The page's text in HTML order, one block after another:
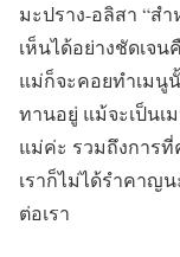
มะปราง-อลิสา “ส
เห็นได้อย่างชัดเจ
แม่ก็จะคอยทำเมนู
ทานอยู่ แม้จะเป็นเ
แม่ค่ะ รวมถึงการที่
เราก็ไม่ได้รำคาญ
ต่อเรา